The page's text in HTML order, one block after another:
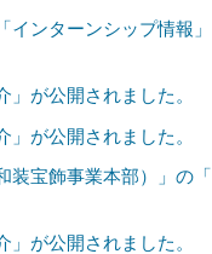
インターンシップ情報
」が公開されました。
」が公開されました。
装宝飾事業本部）」の
」が公開されました。